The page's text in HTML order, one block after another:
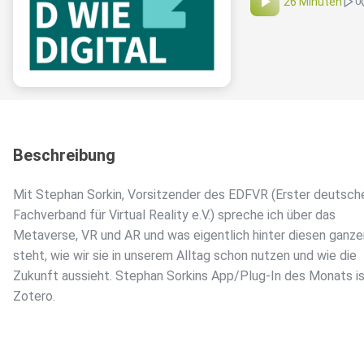
Beschreibung
Mit Stephan Sorkin, Vorsitzender des EDFVR (Erster
Fachverband für Virtual Reality e.V.) spreche ich über das
Metaverse, VR und AR und was eigentlich hinter diesen
steht, wie wir sie in unserem Alltag schon nutzen und wie die
Zukunft aussieht. Stephan Sorkins App/Plug-In des Monats
Zotero.